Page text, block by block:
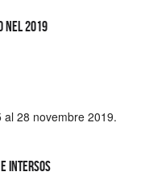
nel 2019
al 28 novembre 2019.
Intersos